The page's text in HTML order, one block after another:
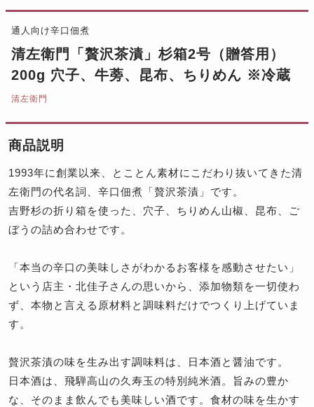
通人向け辛口佃煮
清左衛門「贅沢茶漬」杉箱2号（贈答用）
200g 穴子、牛蒡、昆布、ちりめん ※冷蔵
清左衛門
商品説明
1993年に創業以来、とことん素材にこだわり抜いてきた清
左衛門の代名詞、辛口佃煮「贅沢茶漬」です。
吉野杉の折り箱を使った、穴子、ちりめん山椒、昆布、ご
ぼうの詰め合わせです。
「本当の辛口の美味しさがわかるお客様を感動させたい」
という店主・北佳子さんの思いから、添加物類を一切使わ
ず、本物と言える原材料と調味料だけでつくり上げていま
す。
贅沢茶漬の味を生み出す調味料は、日本酒と醤油です。
日本酒は、飛騨高山の久寿玉の特別純米酒。旨みの豊か
な、そのまま飲んでも美味しい酒です。食材の味を生かす